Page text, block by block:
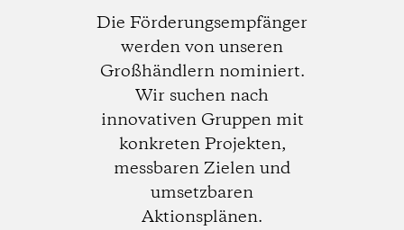
Die Förderungsempfänger
werden von unseren
Großhändlern nominiert.
Wir suchen nach
innovativen Gruppen mit
konkreten Projekten,
messbaren Zielen und
umsetzbaren
Aktionsplänen.